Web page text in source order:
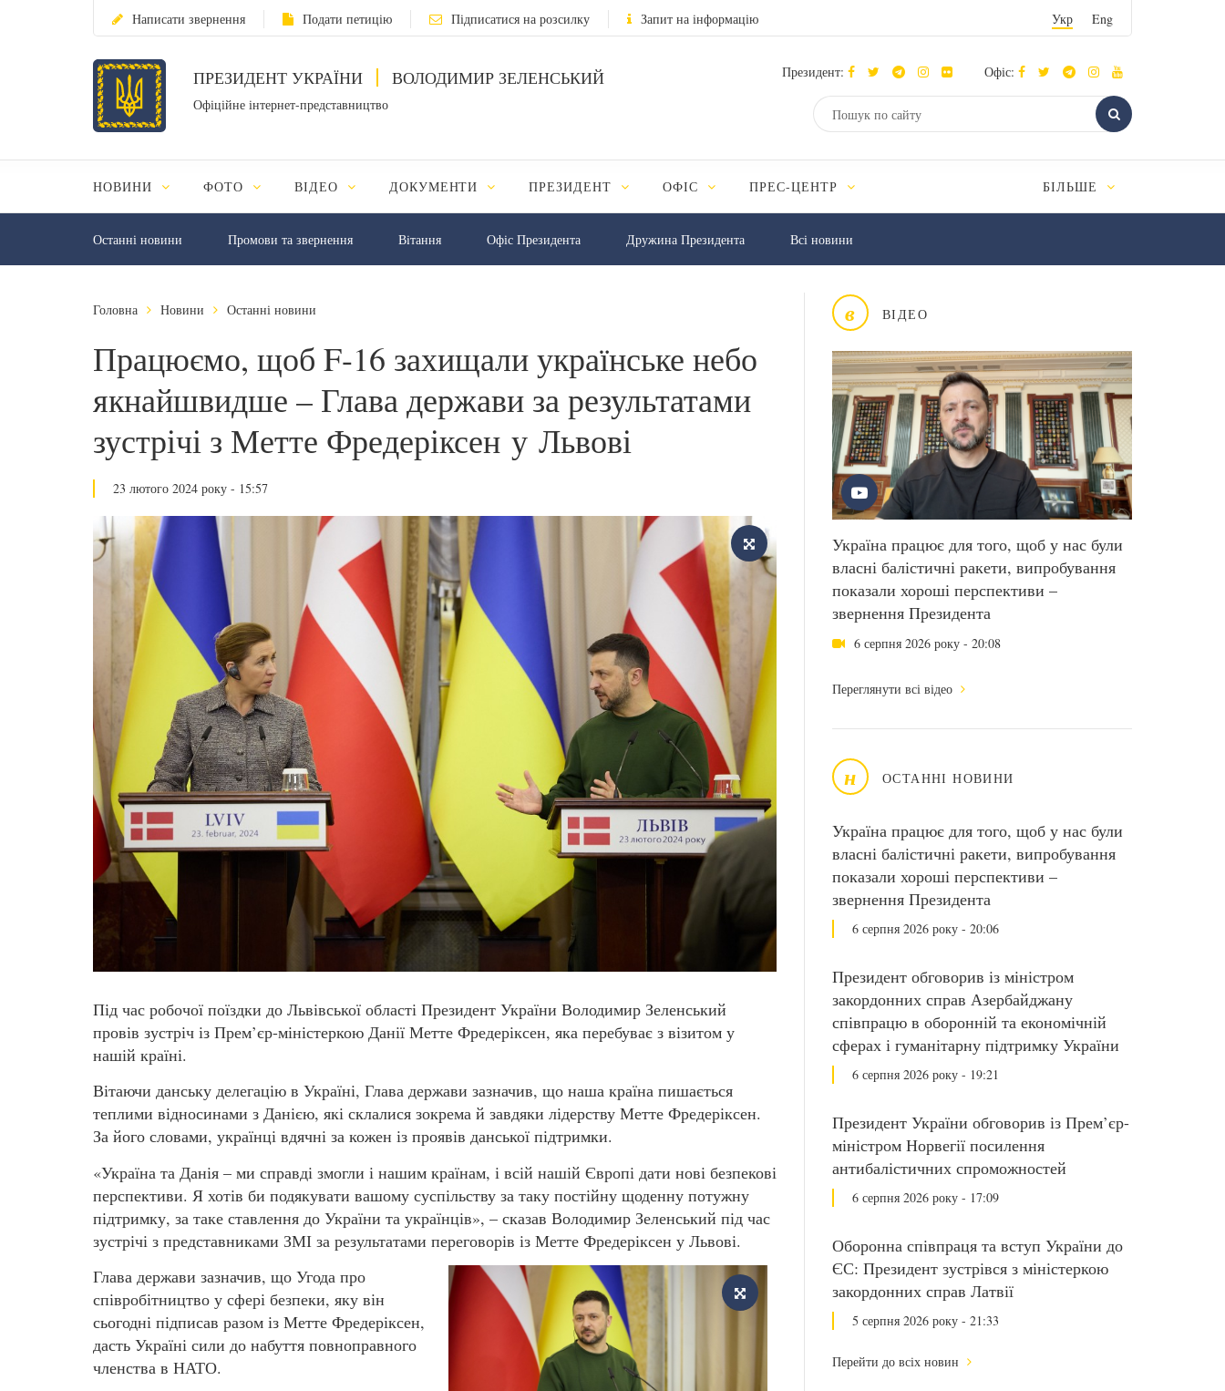
Написати звернення Подати петицію Підписатися на розсилку Запит на інформацію Укр Eng
ПРЕЗИДЕНТ УКРАЇНИ ВОЛОДИМИР ЗЕЛЕНСЬКИЙ
Офіційне інтернет-представництво
Президент: Офіс:
НОВИНИ ФОТО ВІДЕО ДОКУМЕНТИ ПРЕЗИДЕНТ ОФІС ПРЕС-ЦЕНТР БІЛЬШЕ
Останні новини Промови та звернення Вiтання Офіс Президента Дружина Президента Всі новини
в ВІДЕО
Україна працює для того, щоб у нас були
власні балістичні ракети, випробування
показали хороші перспективи –
звернення Президента
6 серпня 2026 року - 20:08
Переглянути всі відео
н ОСТАННІ НОВИНИ
Україна працює для того, щоб у нас були
власні балістичні ракети, випробування
показали хороші перспективи –
звернення Президента
6 серпня 2026 року - 20:06
Президент обговорив із міністром
закордонних справ Азербайджану
співпрацю в оборонній та економічній
сферах і гуманітарну підтримку України
6 серпня 2026 року - 19:21
Президент України обговорив із Прем’єр-
міністром Норвегії посилення
антибалістичних спроможностей
6 серпня 2026 року - 17:09
Оборонна співпраця та вступ України до
ЄС: Президент зустрівся з міністеркою
закордонних справ Латвії
5 серпня 2026 року - 21:33
Перейти до всіх новин
Головна Новини Останні новини
Працюємо, щоб F-16 захищали українське небо
якнайшвидше – Глава держави за результатами
зустрічі з Метте Фредеріксен у Львові
23 лютого 2024 року - 15:57
Під час робочої поїздки до Львівської області Президент України Володимир Зеленський
провів зустріч із Прем’єр-міністеркою Данії Метте Фредеріксен, яка перебуває з візитом у
нашій країні.
Вітаючи данську делегацію в Україні, Глава держави зазначив, що наша країна пишається
теплими відносинами з Данією, які склалися зокрема й завдяки лідерству Метте Фредеріксен.
За його словами, українці вдячні за кожен із проявів данської підтримки.
«Україна та Данія – ми справді змогли і нашим країнам, і всій нашій Європі дати нові безпекові
перспективи. Я хотів би подякувати вашому суспільству за таку постійну щоденну потужну
підтримку, за таке ставлення до України та українців», – сказав Володимир Зеленський під час
зустрічі з представниками ЗМІ за результатами переговорів із Метте Фредеріксен у Львові.
Глава держави зазначив, що Угода про
співробітництво у сфері безпеки, яку він
сьогодні підписав разом із Метте Фредеріксен,
дасть Україні сили до набуття повноправного
членства в НАТО.